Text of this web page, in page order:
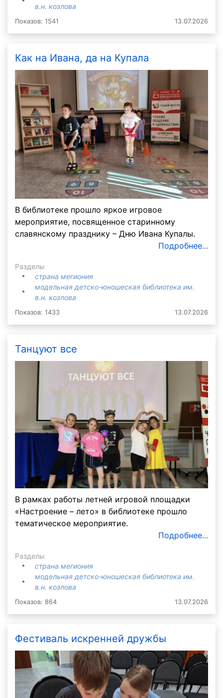
в.н. козлова
Показов: 1541 13.07.2026
Как на Ивана, да на Купала
В библиотеке прошло яркое игровое
мероприятие, посвященное старинному
славянскому празднику – Дню Ивана Купалы.
Подробнее...
Разделы
страна мегиония
модельная детско-юношеская библиотека им.
в.н. козлова
Показов: 1433 13.07.2026
Танцуют все
В рамках работы летней игровой площадки
«Настроение – лето» в библиотеке прошло
тематическое мероприятие.
Подробнее...
Разделы
страна мегиония
модельная детско-юношеская библиотека им.
в.н. козлова
Показов: 864 13.07.2026
Фестиваль искренней дружбы